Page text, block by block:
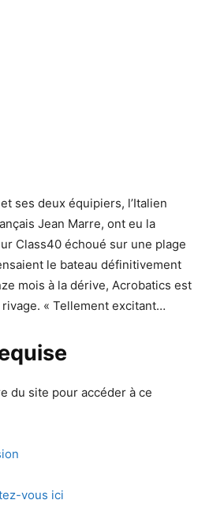
ses deux équipiers, l’Italien
Jean Marre, ont eu la
Class40 échoué sur une plage
le bateau définitivement
mois à la dérive, Acrobatics est
« Tellement excitant…
du site pour accéder à ce
vous ici